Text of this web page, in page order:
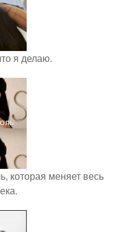
я делаю.
которая меняет весь